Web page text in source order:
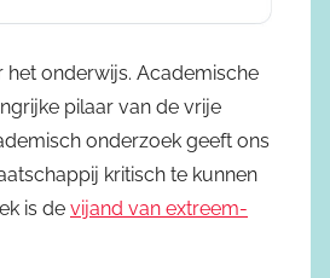
het onderwijs. Academische
pilaar van de vrije
onderzoek geeft ons
kritisch te kunnen
is de vijand van extreem-